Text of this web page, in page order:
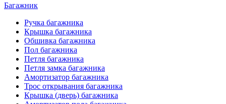
Багажник
Ручка багажника
Крышка багажника
Обшивка багажника
Пол багажника
Петля багажника
Петля замка багажника
Амортизатор багажника
Трос открывания багажника
Крышка (дверь) багажника